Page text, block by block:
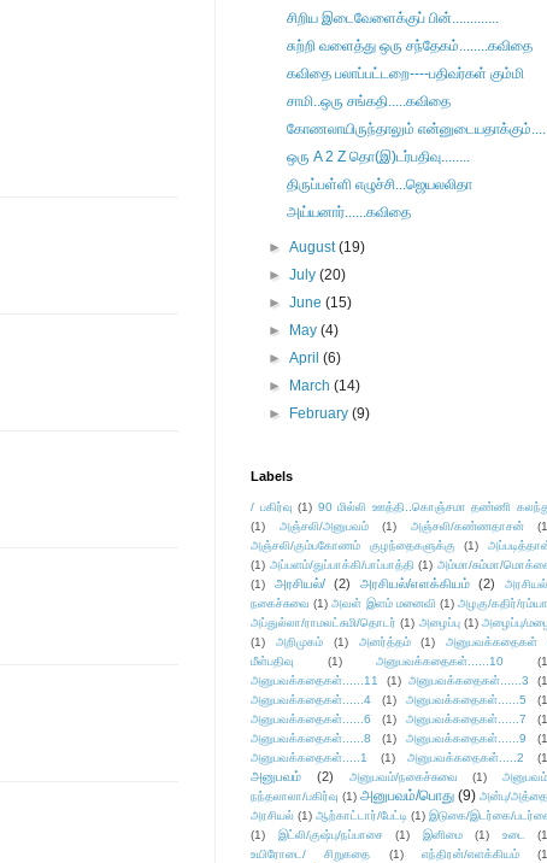
சிறிய இடைவேளைக்குப் பின்.............
சுற்றி வளைத்து ஒரு சந்தேகம்........கவிதை
கவிதை பலாப்பட்டறை----பதிவர்கள் கும்மி
சாமி..ஒரு சங்கதி.....கவிதை
கோணலாயிருந்தாலும் என்னுடையதாக்கும்....
ஒரு A 2 Z தொ(இ)டர்பதிவு........
திருப்பள்ளி எழுச்சி...ஜெயலலிதா
அய்யனார்......கவிதை
►August(19)
►July(20)
►June(15)
►
May(4)
►April(6)
►
March(14)
►
February(9)
Labels
/ பகிர்வு (1) 90 மில்லி ஊத்தி..கொஞ்சமா தண்ணி
(1)
அஞ்சலி/அனுபவம் (1) அஞ்சலி/கண்ணதாசன்
அஞ்சலி/கும்பகோணம் குழந்தைகளுக்கு
(1)
(1) அப்பளம்/துப்பாக்கி/பாப்பாத்தி (1) அம்மா/சும்மா/
(1)
அரசியல்/ (2) அரசியல்/எளக்கியம் (2)
நகைச்சுவை (1) அவள் இளம் மனைவி (1) அழகு/கதிர்/
அப்துல்லா/ராமலட்சுமி/தொடர் (1) அழைப்பு (1) அழைப்பு/
(1)
அறிமுகம் (1) அனர்த்தம் (1)
அனுபவக்கதைகள்
மீள்பதிவு
(1) அனுபவக்கதைகள்......10
அனுபவக்கதைகள்......11
(1) அனுபவக்கதைகள்......3
அனுபவக்கதைகள்......4
(1) அனுபவக்கதைகள்......5
அனுபவக்கதைகள்......6
(1) அனுபவக்கதைகள்......7
அனுபவக்கதைகள்......8
(1) அனுபவக்கதைகள்......9
அனுபவக்கதைகள்.....1
(1) அனுபவக்கதைகள்.....2
அனுபவம் (2) அனுபவம்/நகைச்சுவை (1)
நந்தலாலா/பகிர்வு (1) அனுபவம்/பொது (9) அன்பு/
அரசியல் (1) ஆற்காட்டார்/பேட்டி (1) இடுகை/இடர்கை/
(1)
இட்லி/குஷ்பு/நப்பாசை (1) இனிமை (1) உடை
உயிரோடை/ சிறுகதை
(1) எந்திரன்/எளக்கியம்